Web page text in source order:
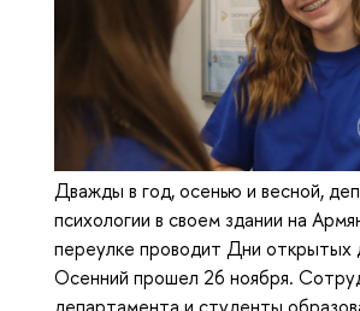
Дважды в год, осенью и весной,
психологии в своем здании на
переулке проводит Дни открытых
Осенний прошел 26 ноября.